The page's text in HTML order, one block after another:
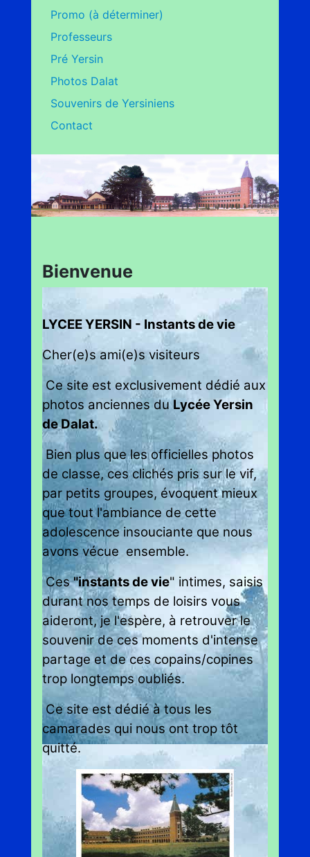
Promo (à déterminer)
Professeurs
Pré Yersin
Photos Dalat
Souvenirs de Yersiniens
Contact
Bienvenue
LYCEE YERSIN - Instants de vie
Cher(e)s ami(e)s visiteurs
Ce site est exclusivement dédié aux
photos anciennes duLycée Yersin
de Dalat.
Bien plus que les officielles photos
de classe, ces clichés pris sur le vif,
par petits groupes, évoquent mieux
que toutl'ambiance de cette
adolescence insouciante que nous
avons vécue ensemble.
Ces"instants de vie" intimes, saisis
durant nos temps de loisirs vous
aideront, je l'espère, à retrouver le
souvenir de ces moments d'intense
partage et de ces copains/copines
trop longtemps oubliés.
Ce site est dédié à tous les
camarades qui nous ont trop tôt
quitté.